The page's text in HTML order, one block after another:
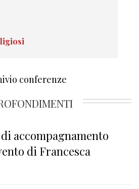
conferenze
accompagnamento
di Francesca